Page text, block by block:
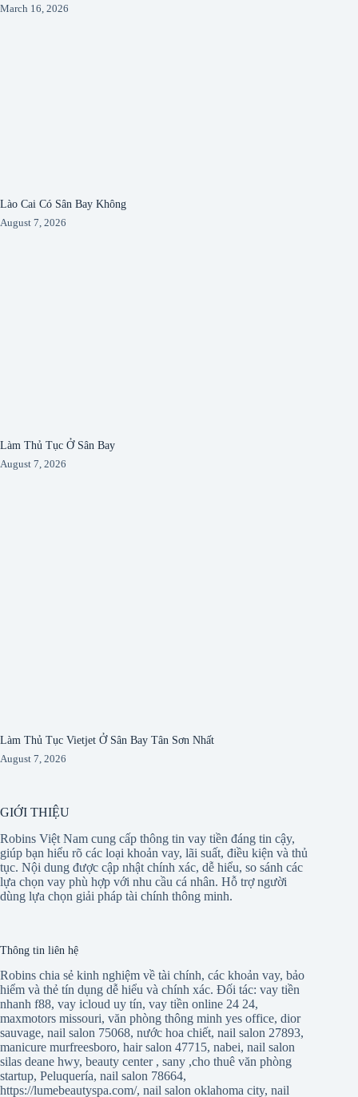
March 16, 2026
Lào Cai Có Sân Bay Không
August 7, 2026
Làm Thủ Tục Ở Sân Bay
August 7, 2026
Làm Thủ Tục Vietjet Ở Sân Bay Tân Sơn Nhất
August 7, 2026
GIỚI THIỆU
Robins Việt Nam cung cấp thông tin vay tiền đáng tin cậy,
giúp bạn hiểu rõ các loại khoản vay, lãi suất, điều kiện và thủ
tục. Nội dung được cập nhật chính xác, dễ hiểu, so sánh các
lựa chọn vay phù hợp với nhu cầu cá nhân. Hỗ trợ người
dùng lựa chọn giải pháp tài chính thông minh.
Thông tin liên hệ
Robins chia sẻ kinh nghiệm về tài chính, các khoản vay, bảo
hiểm và thẻ tín dụng dễ hiểu và chính xác. Đối tác: vay tiền
nhanh f88, vay icloud uy tín, vay tiền online 24 24,
maxmotors missouri, văn phòng thông minh yes office, dior
sauvage, nail salon 75068, nước hoa chiết, nail salon 27893,
manicure murfreesboro, hair salon 47715, nabei, nail salon
silas deane hwy, beauty center, sany ,cho thuê văn phòng
startup, Peluquería, nail salon 78664,
https://lumebeautyspa.com/, nail salon oklahoma city, nail